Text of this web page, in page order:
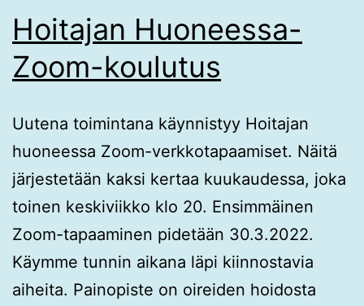
Hoitajan Huoneessa-
Zoom-koulutus
Uutena toimintana käynnistyy Hoitajan
huoneessa Zoom-verkkotapaamiset. Näitä
järjestetään kaksi kertaa kuukaudessa, joka
toinen keskiviikko klo 20. Ensimmäinen
Zoom-tapaaminen pidetään 30.3.2022.
Käymme tunnin aikana läpi kiinnostavia
aiheita. Painopiste on oireiden hoidosta